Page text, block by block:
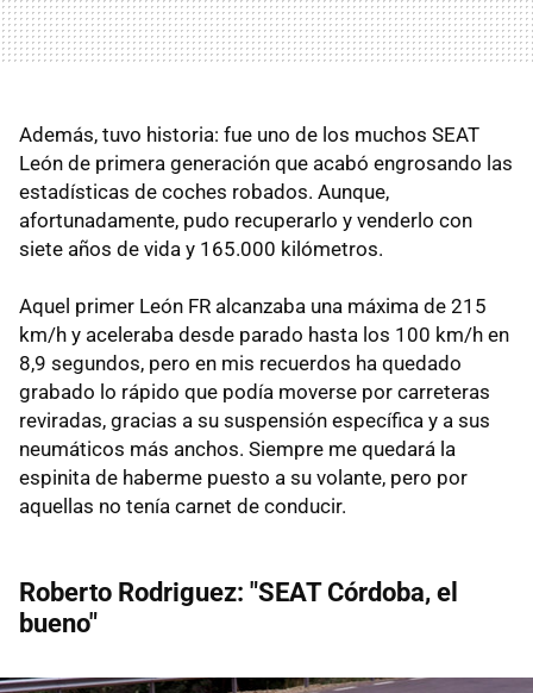
Además, tuvo historia: fue uno de los muchos SEAT
León de primera generación que acabó engrosando las
estadísticas de coches robados. Aunque,
afortunadamente, pudo recuperarlo y venderlo con
siete años de vida y 165.000 kilómetros.
Aquel primer León FR alcanzaba una máxima de 215
km/h y aceleraba desde parado hasta los 100 km/h en
8,9 segundos, pero en mis recuerdos ha quedado
grabado lo rápido que podía moverse por carreteras
reviradas, gracias a su suspensión específica y a sus
neumáticos más anchos. Siempre me quedará la
espinita de haberme puesto a su volante, pero por
aquellas no tenía carnet de conducir.
Roberto Rodriguez: "SEAT Córdoba, el
bueno"